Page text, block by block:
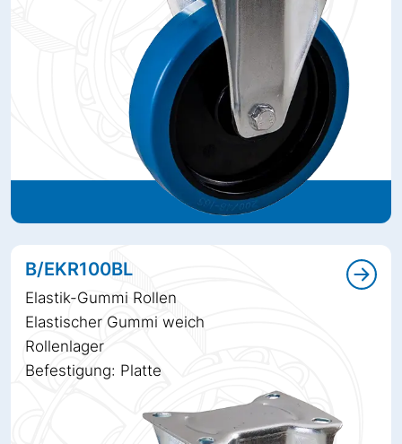
B/EKR100BL
Elastik-Gummi Rollen
Elastischer Gummi weich
Rollenlager
Befestigung: Platte